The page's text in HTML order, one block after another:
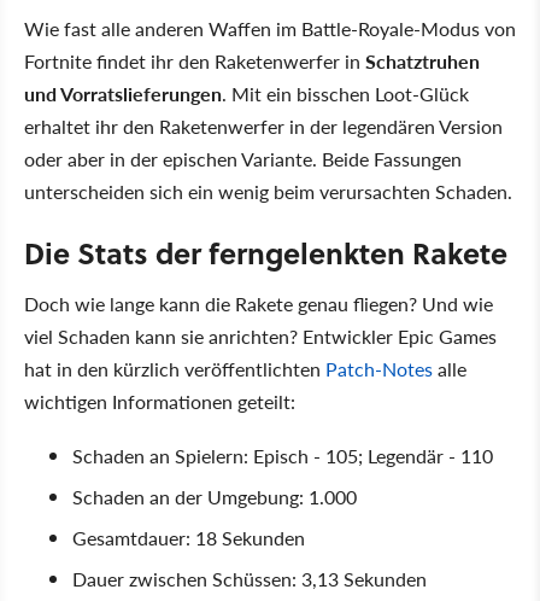
Wie fast alle anderen Waffen im Battle-Royale-Modus von
Fortnite findet ihr den Raketenwerfer in Schatztruhen
und Vorratslieferungen. Mit ein bisschen Loot-Glück
erhaltet ihr den Raketenwerfer in der legendären Version
oder aber in der epischen Variante. Beide Fassungen
unterscheiden sich ein wenig beim verursachten Schaden.
Die Stats der ferngelenkten Rakete
Doch wie lange kann die Rakete genau fliegen? Und wie
viel Schaden kann sie anrichten? Entwickler Epic Games
hat in den kürzlich veröffentlichten Patch-Notesalle
wichtigen Informationen geteilt:
Schaden an Spielern: Episch - 105; Legendär - 110
Schaden an der Umgebung: 1.000
Gesamtdauer: 18 Sekunden
Dauer zwischen Schüssen: 3,13 Sekunden